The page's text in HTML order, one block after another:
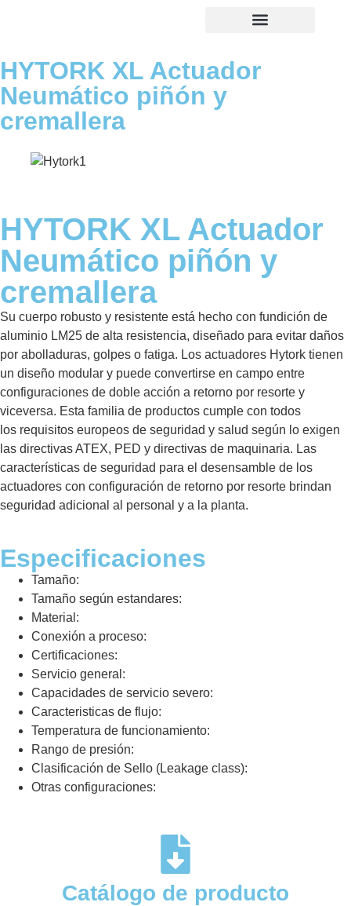
HYTORK XL Actuador
Neumático piñón y
cremallera
HYTORK XL Actuador
Neumático piñón y
cremallera
Su cuerpo robusto y resistente está hecho con fundición de
aluminio LM25 de alta resistencia, diseñado para evitar daños
por abolladuras, golpes o fatiga. Los actuadores Hytork tienen
un diseño modular y puede convertirse en campo entre
configuraciones de doble acción a retorno por resorte y
viceversa. Esta familia de productos cumple con todos
los requisitos europeos de seguridad y salud según lo exigen
las directivas ATEX, PED y directivas de maquinaria. Las
características de seguridad para el desensamble de los
actuadores con configuración de retorno por resorte brindan
seguridad adicional al personal y a la planta.
Especificaciones
Tamaño:
Tamaño según estandares:
Material:
Conexión a proceso:
Certificaciones:
Servicio general:
Capacidades de servicio severo:
Caracteristicas de flujo:
Temperatura de funcionamiento:
Rango de presión:
Clasificación de Sello (Leakage class):
Otras configuraciones:
Catálogo de producto